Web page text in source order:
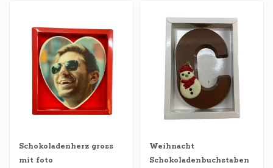
Schokoladenherz gross
mit foto
Weihnacht
Schokoladenbuchstaben